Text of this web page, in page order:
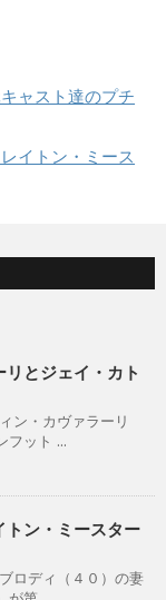
ャスト達のプチ
イトン・ミース
とジェイ・カト
ン・カヴァラーリ
フット ...
トン・ミースター
ロディ（４０）の妻